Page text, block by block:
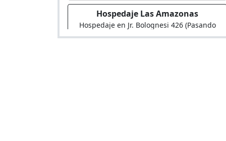
Hospedaje Las Amazonas
Hospedaje en Jr. Bolognesi 426 (Pasando
Cip San Vicente Martir)